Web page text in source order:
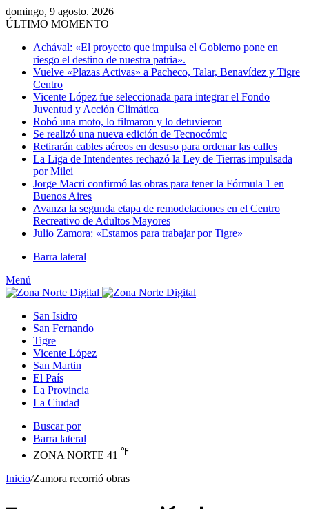
domingo, 9 agosto. 2026
ÚLTIMO MOMENTO
Achával: «El proyecto que impulsa el Gobierno pone en
riesgo el destino de nuestra patria».
Vuelve «Plazas Activas» a Pacheco, Talar, Benavídez y Tigre
Centro
Vicente López fue seleccionada para integrar el Fondo
Juventud y Acción Climática
Robó una moto, lo filmaron y lo detuvieron
Se realizó una nueva edición de Tecnocómic
Retirarán cables aéreos en desuso para ordenar las calles
La Liga de Intendentes rechazó la Ley de Tierras impulsada
por Milei
Jorge Macri confirmó las obras para tener la Fórmula 1 en
Buenos Aires
Avanza la segunda etapa de remodelaciones en el Centro
Recreativo de Adultos Mayores
Julio Zamora: «Estamos para trabajar por Tigre»
Barra lateral
Menú
San Isidro
San Fernando
Tigre
Vicente López
San Martin
El País
La Provincia
La Ciudad
Buscar por
Barra lateral
ZONA NORTE 41 ℉
Inicio/Zamora recorrió obras